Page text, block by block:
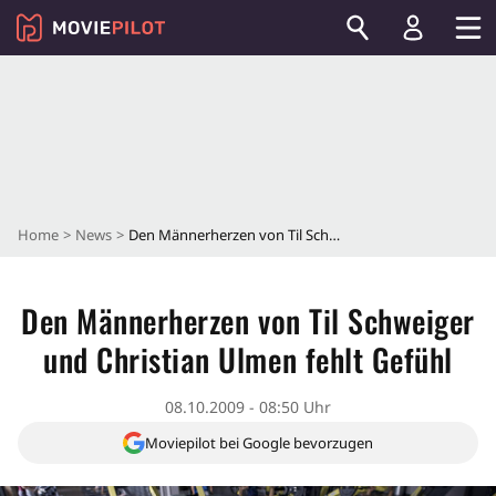
Home News Den Männerherzen von Til Schweiger und Christian Ulmen fehlt Gefühl
Den Männerherzen von Til Schweiger
und Christian Ulmen fehlt Gefühl
08.10.2009 - 08:50 Uhr
Moviepilot bei Google bevorzugen